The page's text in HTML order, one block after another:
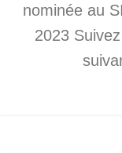
nominée au
2023